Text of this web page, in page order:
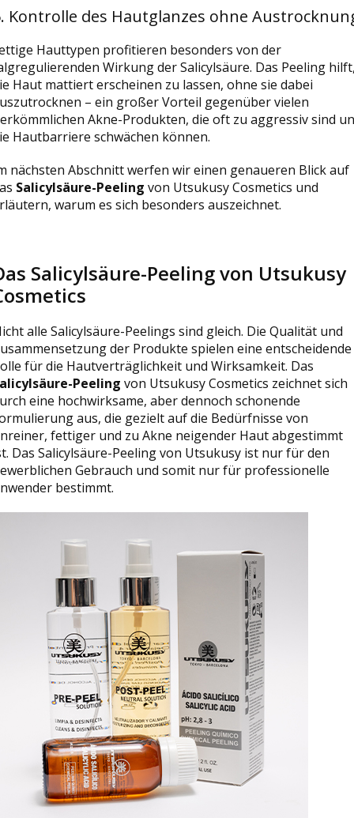
Kontrolle des Hautglanzes ohne
Hauttypen profitieren besonders von der
Wirkung der Salicylsäure. Das Peeling
Haut mattiert erscheinen zu lassen, ohne sie dabei
– ein großer Vorteil gegenüber vielen
Akne-Produkten, die oft zu aggressiv sind
Hautbarriere schwächen können.
nächsten Abschnitt werfen wir einen genaueren Blick auf
Salicylsäure-Peeling von Utsukusy Cosmetics und
warum es sich besonders auszeichnet.
Salicylsäure-Peeling von Utsukusy
alle Salicylsäure-Peelings sind gleich. Die Qualität und
der Produkte spielen eine entscheidende
für die Hautverträglichkeit und Wirksamkeit. Das
Peeling von Utsukusy Cosmetics zeichnet sich
eine hochwirksame, aber dennoch schonende
aus, die gezielt auf die Bedürfnisse von
fettiger und zu Akne neigender Haut abgestimmt
Das Salicylsäure-Peeling von Utsukusy ist nur für den
Gebrauch und somit nur für professionelle
bestimmt.